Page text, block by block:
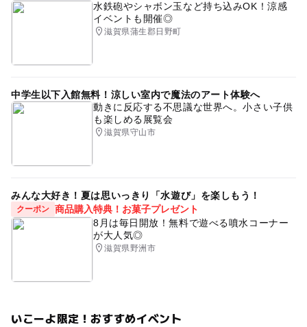
水鉄砲やシャボン玉など持ち込みOK！涼感
イベントも開催◎
滋賀県蒲生郡日野町
中学生以下入館無料！涼しい室内で魔法のアート体験へ
動きに反応する不思議な世界へ。小さい子供
も楽しめる展覧会
滋賀県守山市
みんな大好き！夏は思いっきり「水遊び」を楽しもう！
クーポン 商品購入特典！お菓子プレゼント
8月は毎日開放！無料で遊べる噴水コーナー
が大人気◎
滋賀県野洲市
いこーよ限定！おすすめイベント